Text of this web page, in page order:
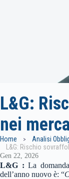
L&G:
nei
Home
Analisi
L&G: Rischio
Gen 22, 2026
L&G :La
dell’anno nuovo è: “